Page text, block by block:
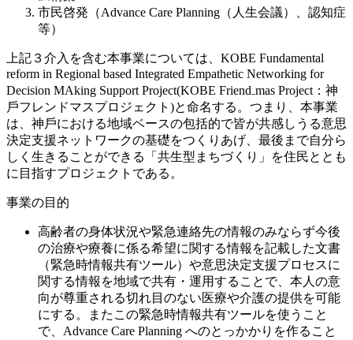
市⺠啓発（Advance Care Planning（人生会議）、認知症
等）
上記３介入を含む本事業については、KOBE Fundamental
reform in Regional based Integrated Empathetic Networking for
Decision MAking Support Project(KOBE Friend₋mas Project：神
⼾フレンドマスプロジェクト)と命名する。つまり、本事業
は、神⼾における地域ベースの包括的で皆が共感しうる意思
決定⽀援ネットワークの基礎をつくりあげ、最後まで自分ら
しく生きることができる「共生型まちづくり」を住⺠ととも
に目指すプロジェクトである。
事業の目的
高齢者の身体状況や緊急連絡先の情報のみならず今後
の治療や療養に係る希望に関する情報を記載した文書
（緊急時情報共有ツール）や意思決定⽀援プロセスに
関する情報を地域で共有・運用することで、本人の意
向が尊重される切れ目のない医療や介護の提供を可能
にする。またこの緊急時情報共有ツールを使うこと
で、Advance Care Planning へのとっかかりを作ること